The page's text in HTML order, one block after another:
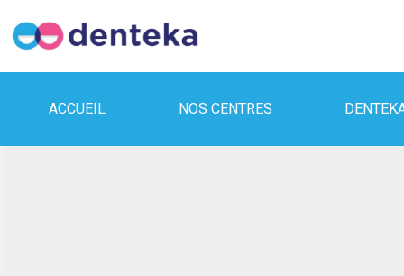
ACCUEIL NOS CENTRES